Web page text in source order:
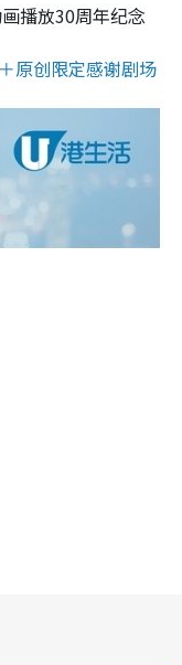
播放30周年纪念
原创限定感谢剧场